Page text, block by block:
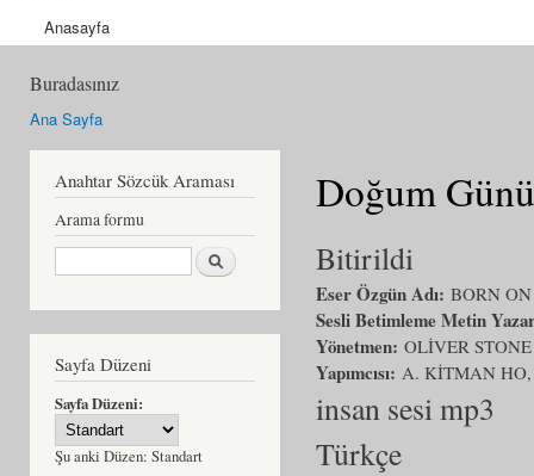
Anasayfa
Buradasınız
Ana Sayfa
Anahtar Sözcük Araması
Arama formu
Ara
Sayfa Düzeni
Sayfa Düzeni:
Şu anki Düzen: Standart
Doğum
Bitirildi
Eser Özgün Adı: BORN
Sesli Betimleme Metin
Yönetmen: OLİVER STONE
Yapımcısı: A. KİTMAN
insan sesi mp3
Türkçe